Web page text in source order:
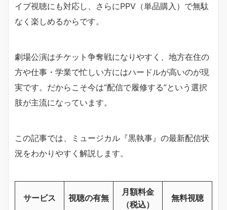
イブ視聴にも対応し、さらにPPV（単品購入）で無駄
なく楽しめるからです。
劇場公演はチケット争奪戦になりやすく、地方在住の
方や仕事・学業で忙しい方にはハードルが高いのが現
実です。だからこそ今は“配信で履修する”という選択
肢が主流になっています。
この記事では、ミュージカル『黒執事』の最新配信状
況をわかりやすく解説します。
サービス 視聴の有無
月額料金
（税込）
無料視聴